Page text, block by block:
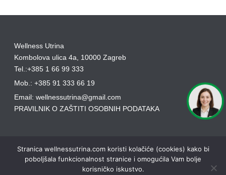
Wellness Utrina
Kombolova ulica 4a, 10000 Zagreb
Tel.:+385 1 66 99 333
Mob.: +385 91 333 66 19
Email: wellnessutrina@gmail.com
PRAVILNIK O ZAŠTITI OSOBNIH PODATAKA
Stranica wellnessutrina.com koristi kolačiće (cookies) kako bi
poboljšala funkcionalnost stranice i omogućila Vam bolje
korisničko iskustvo.